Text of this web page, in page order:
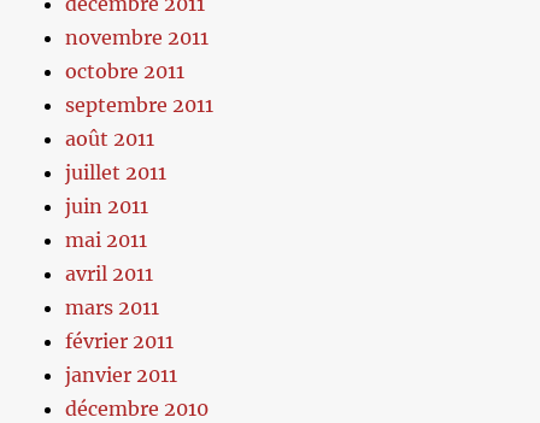
novembre 2011
octobre 2011
septembre 2011
août 2011
juillet 2011
juin 2011
mai 2011
avril 2011
mars 2011
février 2011
janvier 2011
décembre 2010